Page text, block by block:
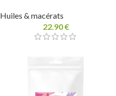
Huiles & macérats
22.90€